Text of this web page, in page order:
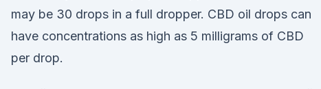
may be 30 drops in a full dropper. CBD oil drops can
have concentrations as high as 5 milligrams of CBD
per drop.